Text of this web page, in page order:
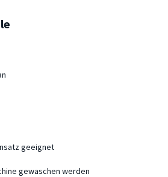
geeignet
gewaschen werden